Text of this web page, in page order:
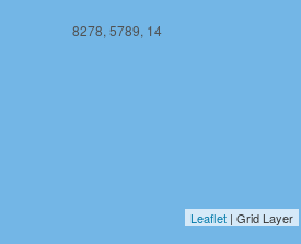
8278, 5789, 14
Leaflet | Grid Layer